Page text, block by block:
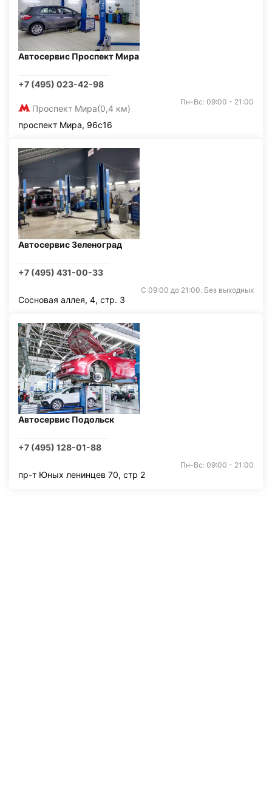
Автосервис Проспект Мира
+7 (495) 023-42-98
Проспект Мира(0,4 км)
Пн-Вс: 09:00 - 21:00
проспект Мира, 96с16
Автосервис Зеленоград
+7 (495) 431-00-33
С 09:00 до 21:00. Без выходных
Сосновая аллея, 4, стр. 3
Автосервис Подольск
+7 (495) 128-01-88
Пн-Вс: 09:00 - 21:00
пр-т Юных ленинцев 70, стр 2